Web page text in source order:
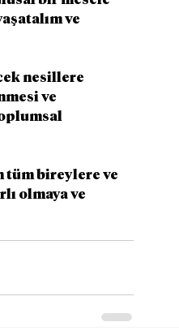
ve
nesillere
ve
tüm bireylere ve
olmaya ve